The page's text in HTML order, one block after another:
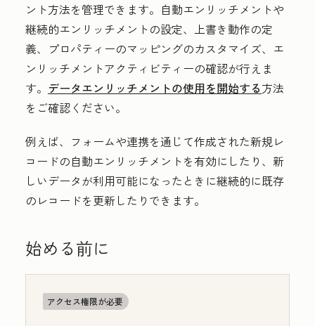
ント方法を管理できます。自動エンリッチメントや
継続的エンリッチメントの設定、上書き動作の定
義、プロパティーのマッピングのカスタマイズ、エ
ンリッチメントアクティビティーの確認が行えま
す。 データエンリッチメントの使用を開始する方法
をご確認ください。
例えば、フォームや連携を通じて作成された新規レ
コードの自動エンリッチメントを有効にしたり、新
しいデータが利用可能になったときに継続的に既存
のレコードを更新したりできます。
始める前に
アクセス権限が必要